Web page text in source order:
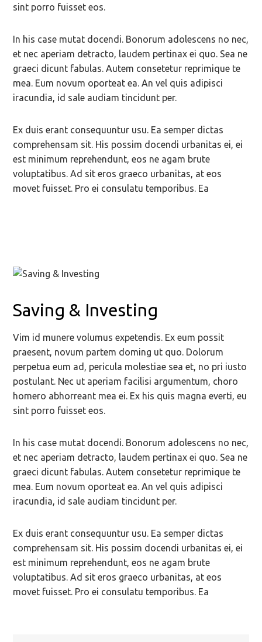
sint porro fuisset eos.
In his case mutat docendi. Bonorum adolescens no nec,
et nec aperiam detracto, laudem pertinax ei quo. Sea ne
graeci dicunt fabulas. Autem consetetur reprimique te
mea. Eum novum oporteat ea. An vel quis adipisci
iracundia, id sale audiam tincidunt per.
Ex duis erant consequuntur usu. Ea semper dictas
comprehensam sit. His possim docendi urbanitas ei, ei
est minimum reprehendunt, eos ne agam brute
voluptatibus. Ad sit eros graeco urbanitas, at eos
movet fuisset. Pro ei consulatu temporibus. Ea
Saving & Investing
Vim id munere volumus expetendis. Ex eum possit
praesent, novum partem doming ut quo. Dolorum
perpetua eum ad, pericula molestiae sea et, no pri iusto
postulant. Nec ut aperiam facilisi argumentum, choro
homero abhorreant mea ei. Ex his quis magna everti, eu
sint porro fuisset eos.
In his case mutat docendi. Bonorum adolescens no nec,
et nec aperiam detracto, laudem pertinax ei quo. Sea ne
graeci dicunt fabulas. Autem consetetur reprimique te
mea. Eum novum oporteat ea. An vel quis adipisci
iracundia, id sale audiam tincidunt per.
Ex duis erant consequuntur usu. Ea semper dictas
comprehensam sit. His possim docendi urbanitas ei, ei
est minimum reprehendunt, eos ne agam brute
voluptatibus. Ad sit eros graeco urbanitas, at eos
movet fuisset. Pro ei consulatu temporibus. Ea